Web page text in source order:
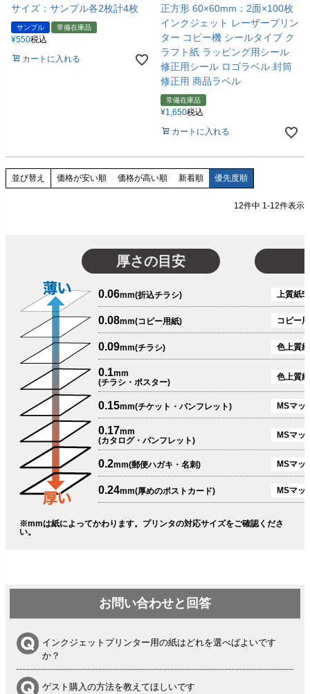
サイズ：サンプル各2枚計4枚
サンプル 常備在庫品
¥550税込
カートに入れる
正方形 60×60mm：2面×100枚
インクジェット レーザープリン
ター コピー機 シールタイプ ク
ラフト紙 ラッピング用シール
修正用シール ロゴラベル 封筒
修正用 商品ラベル
常備在庫品
¥1,650税込
カートに入れる
並び替え 価格が安い順 価格が高い順 新着順 優先度順
12件中 1 -12件表示
厚さの目安
0.06mm(折込チラシ) 上質紙
0.08mm(コピー用紙) コピー
0.09mm(チラシ) 色上質
0.1mm
(チラシ・ポスター)
色上質
0.15mm(チケット・パンフレット) MSマッ
0.17mm
(カタログ・パンフレット)
MSマッ
0.2mm(郵便ハガキ・名刺) MSマッ
0.24mm(厚めのポストカード) MSマッ
※mmは紙によってかわります。プリンタの対応サイズをご確認くださ
い。
お問い合わせと回答
インクジェットプリンター用の紙はどれを選べばよいです
か？
ゲスト購入の方法を教えてほしいです